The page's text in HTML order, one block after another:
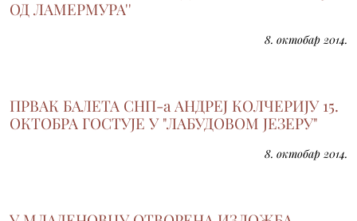
ОД ЛАМЕРМУРА''
8. октобар 2014.
ПРВАК БАЛЕТА СНП-а АНДРЕЈ КОЛЧЕРИЈУ 15.
ОКТОБРА ГОСТУЈЕ У "ЛАБУДОВОМ ЈЕЗЕРУ"
8. октобар 2014.